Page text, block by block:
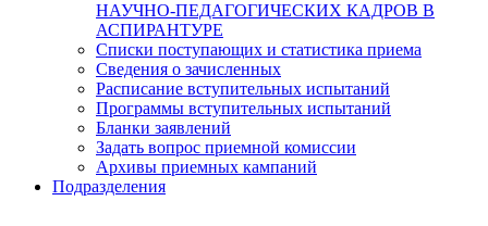
НАУЧНО-ПЕДАГОГИЧЕСКИХ КАДРОВ В
АСПИРАНТУРЕ
Списки поступающих и статистика приема
Сведения о зачисленных
Расписание вступительных испытаний
Программы вступительных испытаний
Бланки заявлений
Задать вопрос приемной комиссии
Архивы приемных кампаний
Подразделения